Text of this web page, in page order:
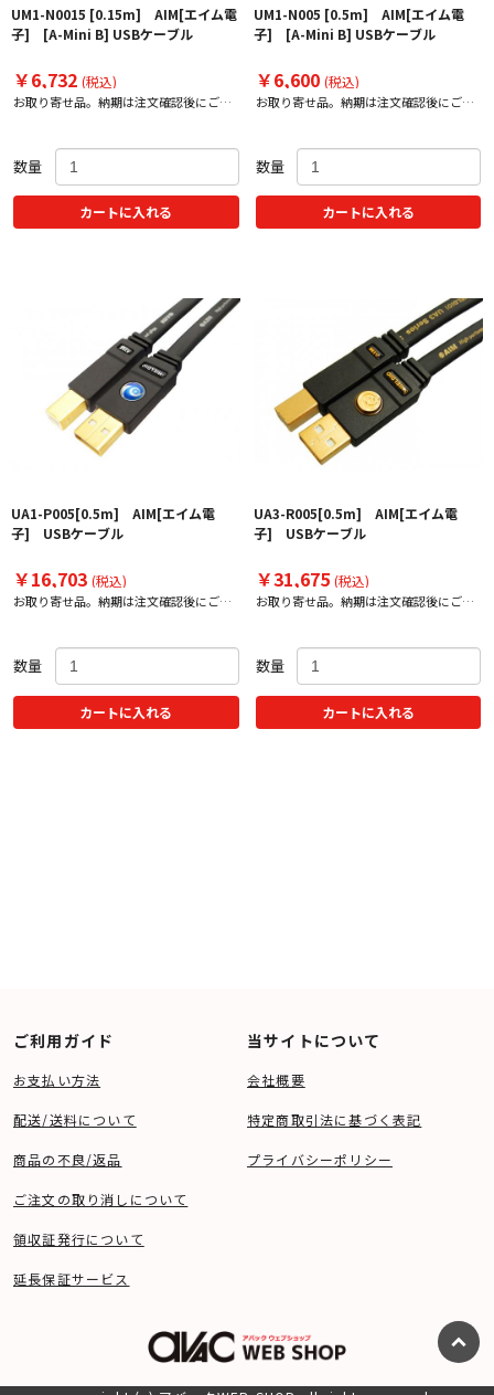
UM1-N0015 [0.15m] AIM[エイム電
子] [A-Mini B] USBケーブル
￥6,732 (税込)
お取り寄せ品。納期は注文確認後にご案
数量
カートに入れる
UM1-N005 [0.5m] AIM[エイム電
子] [A-Mini B] USBケーブル
￥6,600 (税込)
お取り寄せ品。納期は注文確認後にご案
数量
カートに入れる
UA1-P005[0.5m] AIM[エイム電
子] USBケーブル
￥16,703 (税込)
お取り寄せ品。納期は注文確認後にご案
数量
カートに入れる
UA3-R005[0.5m] AIM[エイム電
子] USBケーブル
￥31,675 (税込)
お取り寄せ品。納期は注文確認後にご案
数量
カートに入れる
ご利用ガイド
お支払い方法
配送/送料について
商品の不良/返品
ご注文の取り消しについて
領収証発行について
延長保証サービス
当サイトについて
会社概要
特定商取引法に基づく表記
プライバシーポリシー